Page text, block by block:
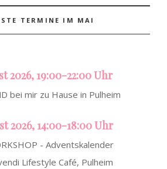
TERMINE IM MAI
2026, 19:00-22:00 Uhr
bei mir zu Hause in Pulheim
2026, 14:00-18:00 Uhr
- Adventskalender
Lifestyle Café, Pulheim